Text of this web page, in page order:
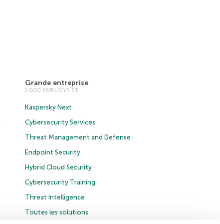
Grande entreprise
1 000 EMPLOYS ET
Kaspersky Next
Cybersecurity Services
Threat Management and Defense
Endpoint Security
Hybrid Cloud Security
Cybersecurity Training
Threat Intelligence
Toutes les solutions